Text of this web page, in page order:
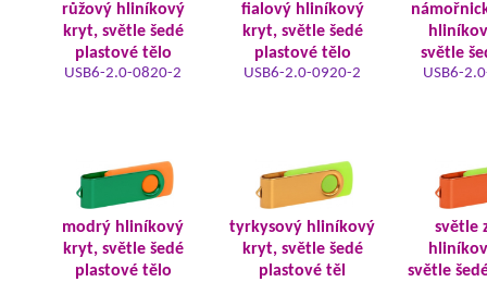
růžový hliníkový
kryt, světle šedé
plastové tělo
USB6-2.0-0820-2
fialový hliníkový
kryt, světle šedé
plastové tělo
USB6-2.0-0920-2
světle
USB6-
modrý hliníkový
kryt, světle šedé
plastové tělo
tyrkysový hliníkový
kryt, světle šedé
plastové těl
světle
světle